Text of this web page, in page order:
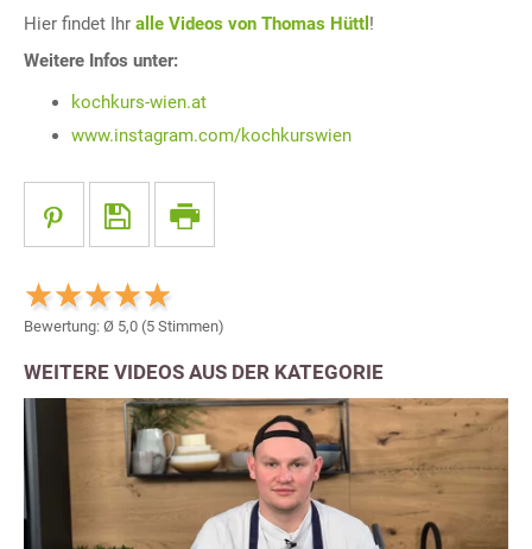
Hier findet Ihr alle Videos von Thomas Hüttl !
Weitere Infos unter:
kochkurs-wien.at
www.instagram.com/kochkurswien
Bewertung: Ø 5,0 (5 Stimmen)
WEITERE VIDEOS AUS DER KATEGORIE